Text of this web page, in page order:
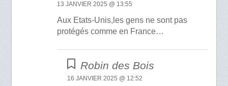
13 JANVIER 2025 @ 13:55
Aux Etats-Unis,les gens ne sont pas
protégés comme en France…
Robin des Bois
16 JANVIER 2025 @ 12:52